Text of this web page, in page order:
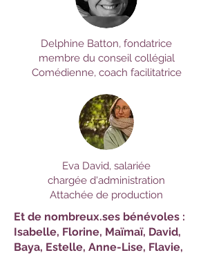
Delphine Batton, fondatrice
membre du conseil collégial
Comédienne, coach facilitatrice
Eva David, salariée
chargée d'administration
Attachée de production
Et de nombreux.ses bénévoles :
Isabelle, Florine, Maïmaï, David,
Baya, Estelle, Anne-Lise, Flavie,